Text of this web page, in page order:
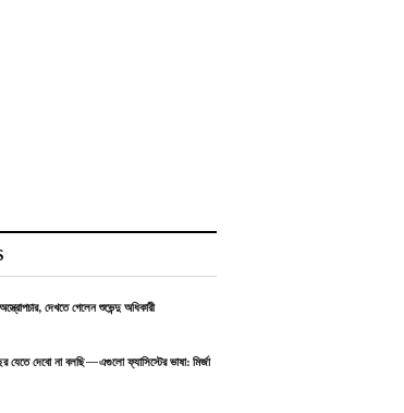
দেখতে গেলেন শুভেন্দু অধিকারী
যেতে দেবো না বলছি—এগুলো ফ্যাসিস্টের ভাষা: মির্জা